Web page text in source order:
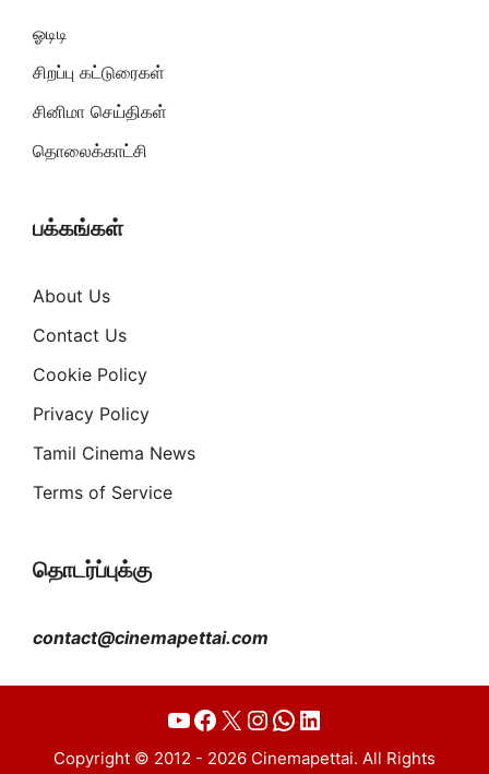
ஓடிடி
சிறப்பு கட்டுரைகள்
சினிமா செய்திகள்
தொலைக்காட்சி
பக்கங்கள்
About Us
Contact Us
Cookie Policy
Privacy Policy
Tamil Cinema News
Terms of Service
தொடர்ப்புக்கு
contact@cinemapettai.com
YouTube
Facebook
X Instagram
WhatsApp
LinkedIn
Copyright © 2012 - 2026 Cinemapettai. All Rights